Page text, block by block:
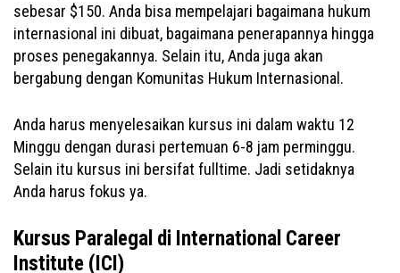
sebesar $150. Anda bisa mempelajari bagaimana hukum
internasional ini dibuat, bagaimana penerapannya hingga
proses penegakannya. Selain itu, Anda juga akan
bergabung dengan Komunitas Hukum Internasional.
Anda harus menyelesaikan kursus ini dalam waktu 12
Minggu dengan durasi pertemuan 6-8 jam perminggu.
Selain itu kursus ini bersifat fulltime. Jadi setidaknya
Anda harus fokus ya.
Kursus Paralegal di International Career
Institute (ICI)